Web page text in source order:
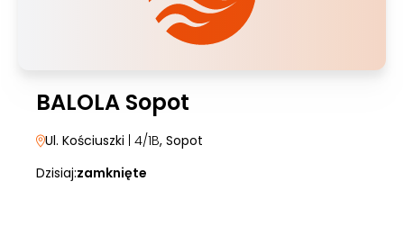
BALOLA Sopot
Ul. Kościuszki | 4/1B, Sopot
Dzisiaj:zamknięte